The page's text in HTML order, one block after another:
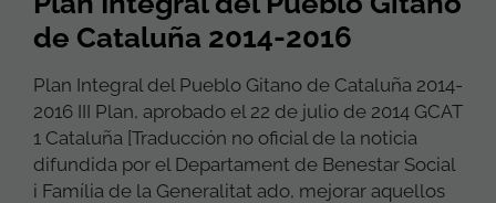
de Cataluña 2014-2016
Plan Integral del Pueblo Gitano de Cataluña 2014-
2016 III Plan, aprobado el 22 de julio de 2014 GCAT
1 Cataluña [Traducción no oficial de la noticia
difundida por el Departament de Benestar Social
i Família de la Generalitat ado, mejorar aquellos